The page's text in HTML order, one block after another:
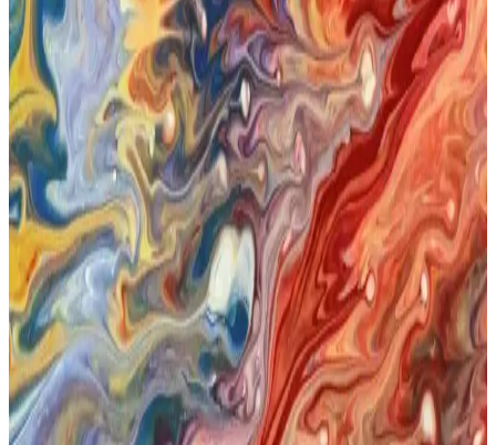
Bebek Yağı Güneşten Korur Mu Gibi Sık Sorulan
Sorulara Bilimsel Yanıtlar
Bebek yağı güneş koruyucu değildir. Güneş ışınlarına karşı etkili
koruma için SPF içeren ürünler ve doğru güneş korunma yöntemleri
kullanılmalıdır.
Bebek Yağı Nemlendirici Olarak Kullanılır mı ve
Kozmetik Trendleri
Bebek yağı, doğal içerikleriyle kuru ve hassas ciltlerde nemlendirme
sağlar, kozmetik trendlerinde öne çıkar. Doğru kullanımla cilt
sağlığını destekler.
Dalin Bebek Yağı 500 ml: Hassas Ciltler İçin
Güvenilir ve Ekonomik Bakım Ürünü
Dalin bebek yağı 500 ml, doğal içerikleriyle hassas ciltlere uygun,
çok amaçlı ve ekonomik bir bakım ürünüdür. Uzun süre kullanım ve
güvenilirlik sağlar, bebeğinizin sağlığını korur.